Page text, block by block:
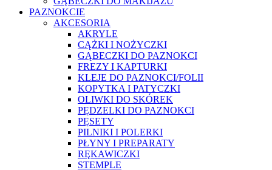
PAZNOKCIE
AKCESORIA
AKRYLE
CĄŻKI I NOŻYCZKI
GĄBECZKI DO PAZNOKCI
FREZY I KAPTURKI
KLEJE DO PAZNOKCI/FOLII
KOPYTKA I PATYCZKI
OLIWKI DO SKÓREK
PĘDZELKI DO PAZNOKCI
PĘSETY
PILNIKI I POLERKI
PŁYNY I PREPARATY
RĘKAWICZKI
STEMPLE